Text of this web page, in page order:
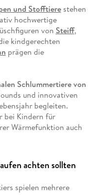
und Stofftierestehen
hochwertige
von Steiff,
kindgerechten
prägen die
Schlummertiere von
und innovativen
begleiten.
bei Kindern für
Wärmefunktion auch
achten sollten
spielen mehrere